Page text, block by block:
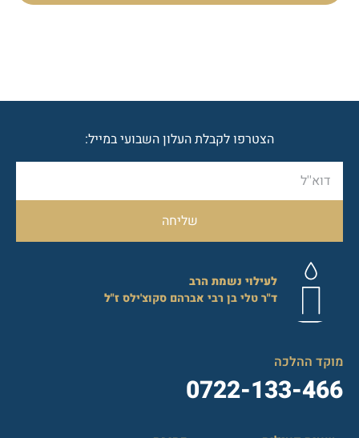
הצטרפו לקבלת העלון השבועי במייל:
שליחה
לעילוי נשמת הרב
ד"רטלי בן רבי אברהם סקוצ'ילסז"ל
מוקד ההלכה
0722-133-466